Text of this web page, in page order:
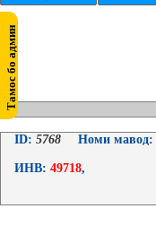
ID: 5768 Номи мавод:
ИНВ: 49718,